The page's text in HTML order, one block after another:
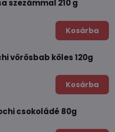
szezámmal 210 g
Kosárba
vörösbab köles 120g
Kosárba
csokoládé 80g